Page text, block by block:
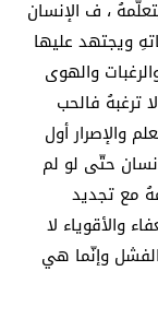
، ف الإنسان
ويجتهد عليها
والهوى
ترغبهُ فالحب
والإصرار أول
حتّى لو لم
مع تجديد
والأقوياء لا
وإنّما هي